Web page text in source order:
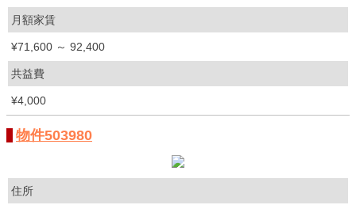
月額家賃
¥71,600 ～ 92,400
共益費
¥4,000
物件503980
住所